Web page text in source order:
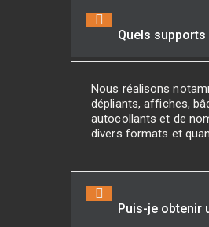
Quels
Nous réalisons
dépliants, affiches,
autocollants et de
divers formats et
Puis-je obtenir